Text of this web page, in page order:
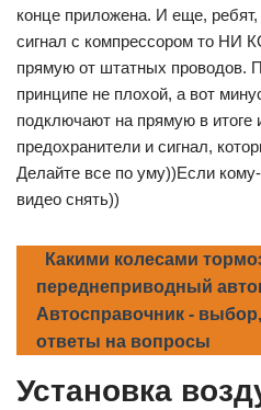
конце приложена. И еще,
сигнал с компрессором то НИ
прямую от штатных проводов.
принципе не плохой, а вот
подключают на прямую в итоге
предохранители и сигнал,
Делайте все по уму))Если
видео снять))
Какими колесами
переднеприводный
Автосправочник -
ответы на вопросы
Установка